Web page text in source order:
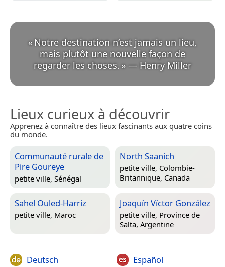
«Notre destination n’est jamais un lieu,
mais plutôt une nouvelle façon de
regarder les choses. » — Henry Miller
Lieux curieux à découvrir
Apprenez à connaître des lieux fascinants aux quatre coins
du monde.
Communauté rurale de
Pire Goureye
petite ville, Sénégal
North Saanich
petite ville, Colombie-
Britannique, Canada
Sahel Ouled-Harriz
petite ville, Maroc
Joaquín Víctor González
petite ville, Province de
Salta, Argentine
Deutsch Español